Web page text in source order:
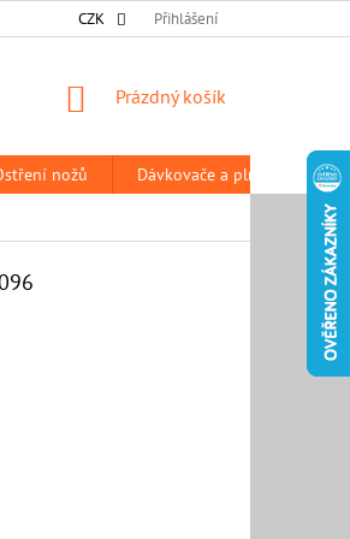
A PLATEBNÍ PODMÍNKY
CZK Přihlášení
NÁKUPNÍ
Prázdný košík
nožů Dávkovače a plničky